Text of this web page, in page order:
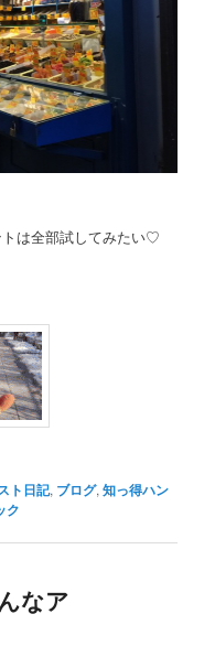
トは全部試してみたい♡
ト日記, ブログ,知っ得ハン
ク
なア